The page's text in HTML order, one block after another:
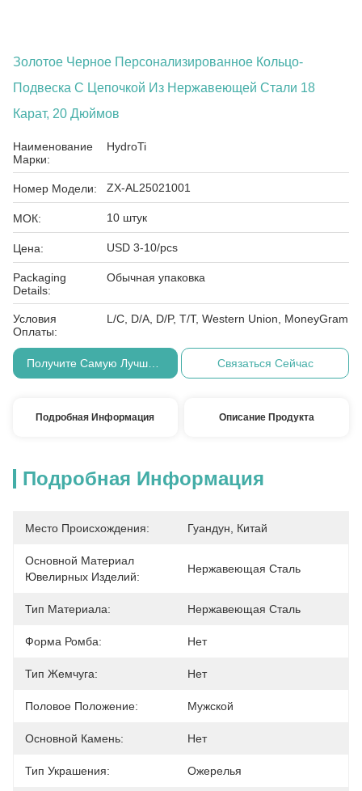
Золотое Черное Персонализированное Кольцо-
Подвеска С Цепочкой Из Нержавеющей Стали 18
Карат, 20 Дюймов
Наименование
Марки:
HydroTi
Номер Модели: ZX-AL25021001
МОК: 10 штук
Цена: USD 3-10/pcs
Packaging
Details:
Обычная упаковка
Условия
Оплаты:
L/C, D/A, D/P, T/T, Western Union, MoneyGram
Связаться Сейчас
Подробная Информация Описание Продукта
Подробная Информация
Место Происхождения: Гуандун, Китай
Основной Материал
Ювелирных Изделий:
Нержавеющая Сталь
Тип Материала: Нержавеющая Сталь
Форма Ромба: Нет
Тип Жемчуга: Нет
Половое Положение: Мужской
Основной Камень: Нет
Тип Украшения: Ожерелья